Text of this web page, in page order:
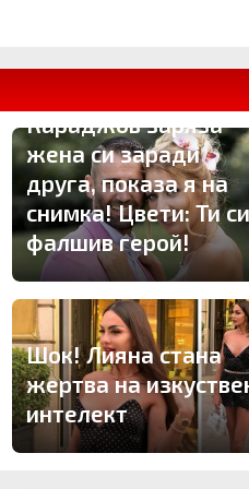
Караджов заряза
жена си заради
друга, показа я на
снимка! Цвети: Ти си
фалшив герой!
Шок! Лияна стана
жертва на
интелект